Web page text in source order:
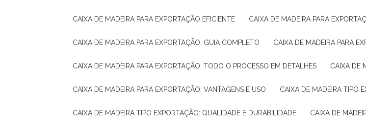
CAIXA DE MADEIRA PARA EXPORTAÇÃO EFICIENTE CAIXA DE MADEIRA PARA
CAIXA DE MADEIRA PARA EXPORTAÇÃO: GUIA COMPLETO CAIXA DE MADEIRA PARA
CAIXA DE MADEIRA PARA EXPORTAÇÃO: TODO O PROCESSO EM DETALHES CAIXA
CAIXA DE MADEIRA PARA EXPORTAÇÃO: VANTAGENS E USO CAIXA DE MADEIRA TIPO
CAIXA DE MADEIRA TIPO EXPORTAÇÃO: QUALIDADE E DURABILIDADE CAIXA DE